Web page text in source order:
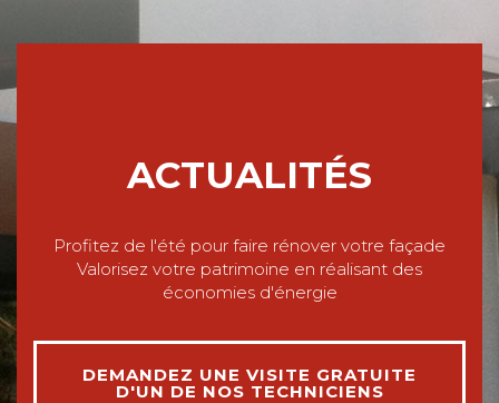
ACTUALITÉS
Profitez de l'été pour faire rénover votre façade
Valorisez votre patrimoine en réalisant des
économies d'énergie
DEMANDEZ UNE VISITE GRATUITE
D'UN DE NOS TECHNICIENS